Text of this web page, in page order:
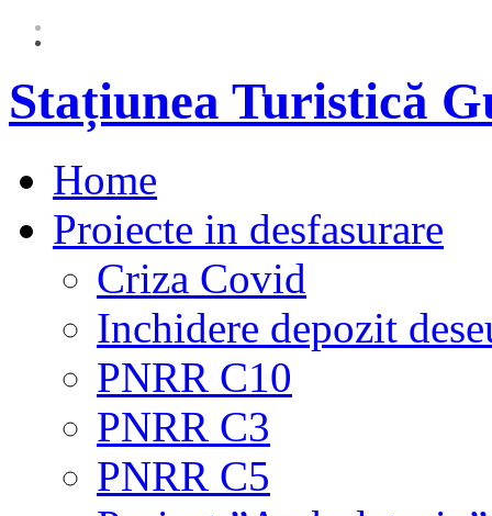
Stațiunea Turistică
Home
Proiecte in desfasurare
Criza Covid
Inchidere depozit
PNRR C10
PNRR C3
PNRR C5